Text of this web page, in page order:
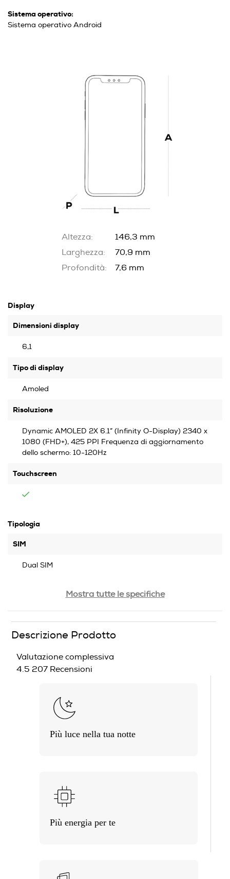
Sistema operativo:
Sistema operativo Android
Altezza:
146,3 mm
Larghezza:
70,9 mm
Profondità:
7,6 mm
Display
Dimensioni display
6,1
Tipo di display
Amoled
Risoluzione
Dynamic AMOLED 2X 6.1” (Infinity O-Display) 2340 x
1080 (FHD+), 425 PPI Frequenza di aggiornamento
dello schermo: 10-120Hz
Touchscreen
Tipologia
SIM
Dual SIM
Sistema Operativo - Processore
Sistema operativo
Versione sistema operativo
Descrizione processore
Mostra tutte le specifiche
Descrizione Prodotto
Valutazione complessiva
4.5207 Recensioni
Galaxy S23